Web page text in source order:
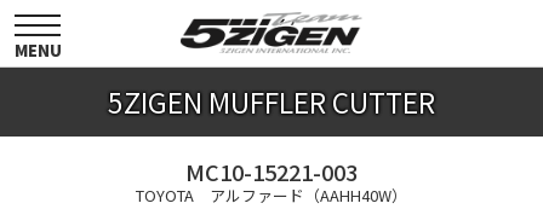
toggle
navigation
MENU
5ZIGEN MUFFLER CUTTER
MC10-15221-003
TOYOTA アルファード（AAHH40W）